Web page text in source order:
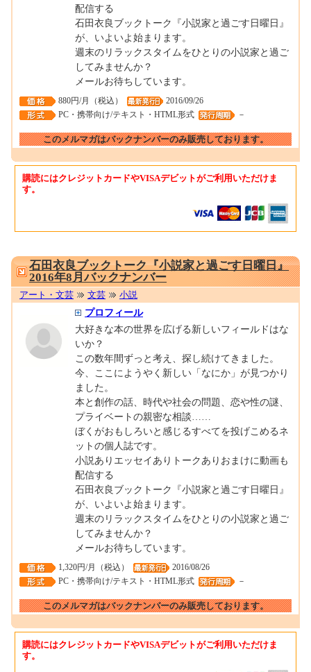
配信する
石田衣良ブックトーク『小説家と過ごす日曜日』
が、いよいよ始まります。
週末のリラックスタイムをひとりの小説家と過ご
してみませんか？
メールお待ちしています。
880円/月（税込）
2016/09/26
PC・携帯向け/テキスト・HTML形式
－
このメルマガはバックナンバーのみ販売しております。
購読にはクレジットカードやVISAデビットがご利用いただけま
す。
石田衣良ブックトーク『小説家と過ごす日曜日』
2016年8月バックナンバー
アート・文芸 文芸 小説
プロフィール
大好きな本の世界を広げる新しいフィールドはな
いか？
この数年間ずっと考え、探し続けてきました。
今、ここにようやく新しい「なにか」が見つかり
ました。
本と創作の話、時代や社会の問題、恋や性の謎、
プライベートの親密な相談……
ぼくがおもしろいと感じるすべてを投げこめるネ
ットの個人誌です。
小説ありエッセイありトークありおまけに動画も
配信する
石田衣良ブックトーク『小説家と過ごす日曜日』
が、いよいよ始まります。
週末のリラックスタイムをひとりの小説家と過ご
してみませんか？
メールお待ちしています。
1,320円/月（税込）
2016/08/26
PC・携帯向け/テキスト・HTML形式
－
このメルマガはバックナンバーのみ販売しております。
購読にはクレジットカードやVISAデビットがご利用いただけま
す。